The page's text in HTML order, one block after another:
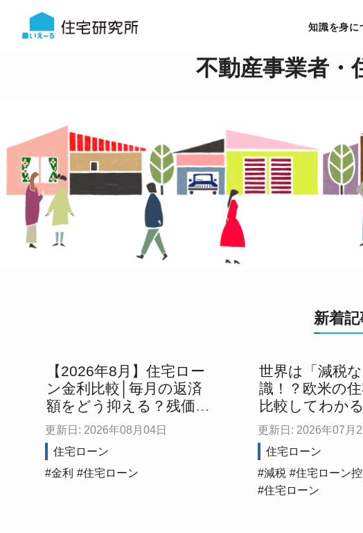
知識を身に
不動産事業者・
新着記
【2026年8月】住宅ロー
ン金利比較│毎月の返済
額をどう抑える？残価設
定・ペアローンなど最新
トレンドを解説
更新日: 2026年08月04日
住宅ローン
金利
住宅ローン
世界は「減税
識！？欧米の
比較してわか
本で家を買うべ
更新日: 2026年07月
住宅ローン
減税
住宅ローン
住宅ローン